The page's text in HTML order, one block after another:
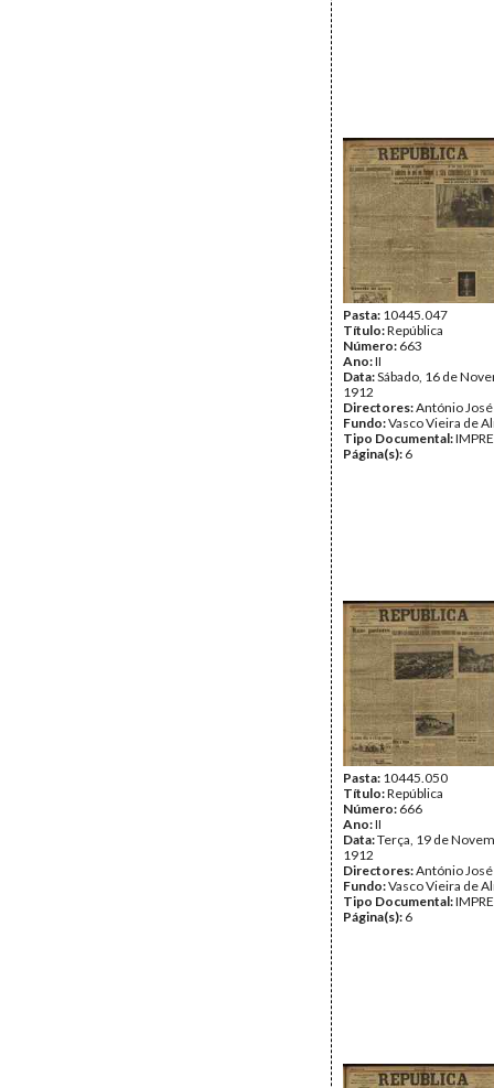
Pasta: 10445.047
Título:República
Número: 663
Ano:II
Data:Sábado, 16 de
1912
Directores:António
Fundo:Vasco Vieira de
Tipo Documental:
Página(s): 6
Pasta: 10445.050
Título:República
Número: 666
Ano:II
Data:Terça, 19 de
1912
Directores:António
Fundo:Vasco Vieira de
Tipo Documental:
Página(s): 6